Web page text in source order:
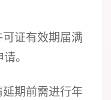
证有效期届满
。
期前需进行年